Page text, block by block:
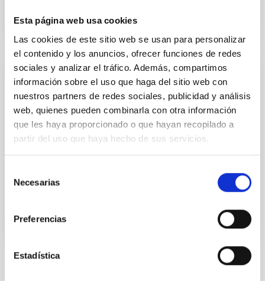
Esta página web usa cookies
Las cookies de este sitio web se usan para personalizar
el contenido y los anuncios, ofrecer funciones de redes
sociales y analizar el tráfico. Además, compartimos
información sobre el uso que haga del sitio web con
nuestros partners de redes sociales, publicidad y análisis
web, quienes pueden combinarla con otra información
que les haya proporcionado o que hayan recopilado a
partir del uso que haya hecho de sus servicios.
Necesarias
Preferencias
Estadística
PUBLICACIÓN
The Third Fermi Large Area Telescope
Catalog of Gamma-Ray Pulsars
We present 294 pulsars found in GeV data from the